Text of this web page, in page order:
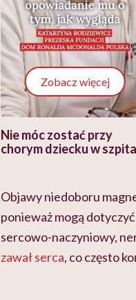
Zobacz więcej
Nie móc zostać przy
chorym dziecku w
głupota i brak wyobraźni"
Objawy niedoboru
ponieważ mogą
sercowo-naczyniowy,
zawał serca, co często